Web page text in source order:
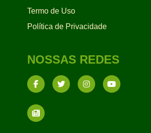
Termo de Uso
Política de Privacidade
NOSSAS REDES